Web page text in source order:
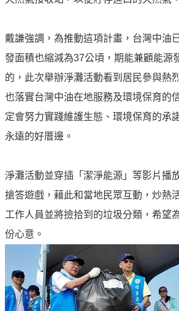
懷
續
供
應
最
消
互
動
專
油
首
頁
戴謙強調，為推動這項計畫，台灣中油
發面積也縮減為37公頃，期能兼顧能源
的，此次舉辦淨灘活動看到居民參與熱
也落實台灣中油在地服務及環境保育的
定會努力實踐維護生態、環境保育的承
永遠的好厝邊。
淨灘活動並穿插「潔淨能源」等影片播
搶答遊戲，藉此和當地民眾互動，炒熱
工作人員並將撿拾到的垃圾分類，希望
份心意。